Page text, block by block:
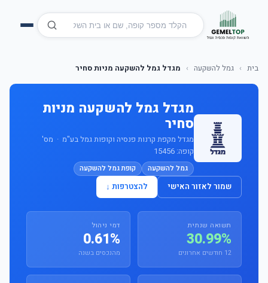
בית › גמל להשקעה › מגדל גמל להשקעה מניות סחיר
מגדל גמל להשקעה מניות
סחיר
מגדל מקפת קרנות פנסיה וקופות גמל בע"מ · מס'
קופה: 15456
גמל להשקעה קופת גמל להשקעה
שמור לאזור האישי להצטרפות ↓
תשואה שנתית
30.99%
12 חודשים אחרונים
דמי ניהול
0.61%
מהנכסים בשנה